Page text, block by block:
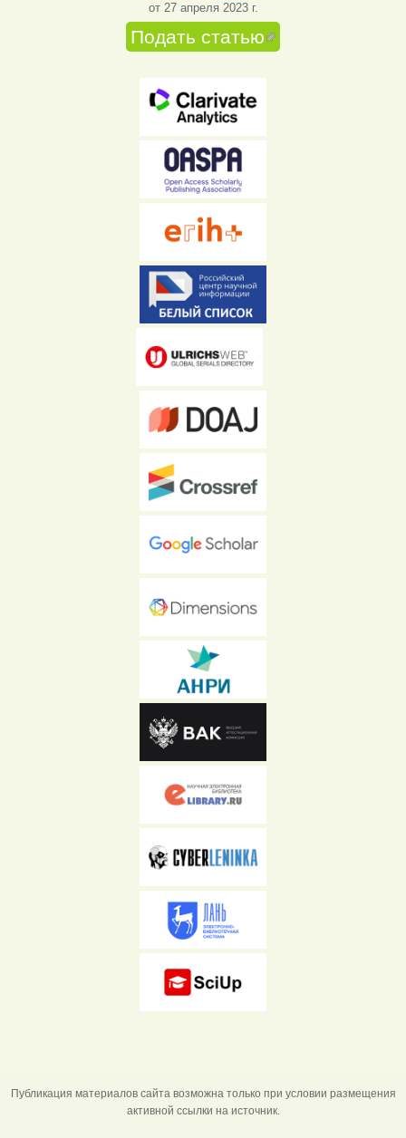
от 27 апреля 2023 г.
Подать статью
Публикация материалов сайта возможна только при условии размещения
активной ссылки на источник.